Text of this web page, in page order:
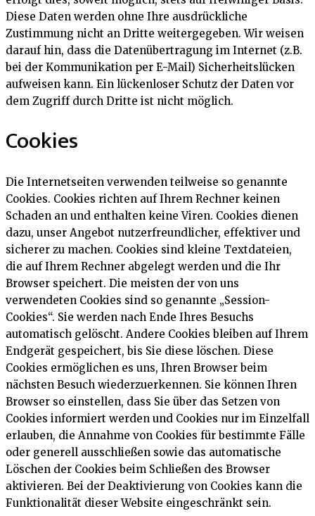
Diese Daten werden ohne Ihre ausdrückliche
Zustimmung nicht an Dritte weitergegeben. Wir weisen
darauf hin, dass die Datenübertragung im Internet (z.B.
bei der Kommunikation per E-Mail) Sicherheitslücken
aufweisen kann. Ein lückenloser Schutz der Daten vor
dem Zugriff durch Dritte ist nicht möglich.
Cookies
Die Internetseiten verwenden teilweise so genannte
Cookies. Cookies richten auf Ihrem Rechner keinen
Schaden an und enthalten keine Viren. Cookies dienen
dazu, unser Angebot nutzerfreundlicher, effektiver und
sicherer zu machen. Cookies sind kleine Textdateien,
die auf Ihrem Rechner abgelegt werden und die Ihr
Browser speichert. Die meisten der von uns
verwendeten Cookies sind so genannte „Session-
Cookies“. Sie werden nach Ende Ihres Besuchs
automatisch gelöscht. Andere Cookies bleiben auf Ihrem
Endgerät gespeichert, bis Sie diese löschen. Diese
Cookies ermöglichen es uns, Ihren Browser beim
nächsten Besuch wiederzuerkennen. Sie können Ihren
Browser so einstellen, dass Sie über das Setzen von
Cookies informiert werden und Cookies nur im Einzelfall
erlauben, die Annahme von Cookies für bestimmte Fälle
oder generell ausschließen sowie das automatische
Löschen der Cookies beim Schließen des Browser
aktivieren. Bei der Deaktivierung von Cookies kann die
Funktionalität dieser Website eingeschränkt sein.